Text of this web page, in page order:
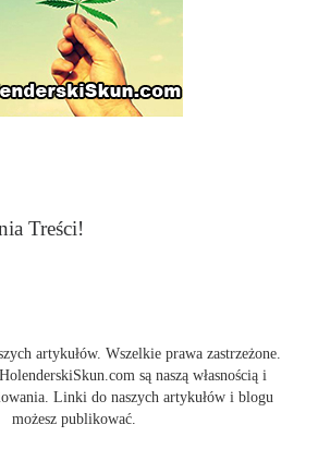
Treści!
artykułów. Wszelkie prawa zastrzeżone.
są naszą własnością i
Linki do naszych artykułów i blogu
możesz publikować.